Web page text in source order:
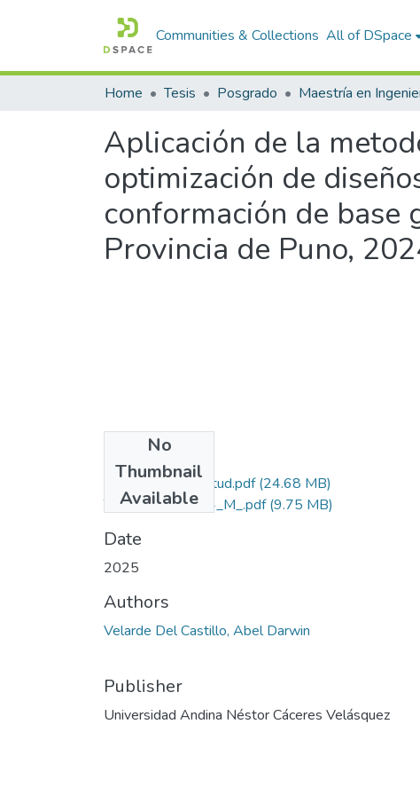
Communities & Collections All of DSpace
Home Tesis Posgrado Maestría en
Aplicación de la
optimización de
conformación de base
Provincia de Puno,
No
Thumbnail
Available
Grado de Similitud.pdf(24.68 MB)
T036_44437594_M_.pdf(9.75 MB)
Date
2025
Authors
Velarde Del Castillo, Abel Darwin
Publisher
Universidad Andina Néstor Cáceres Velásquez